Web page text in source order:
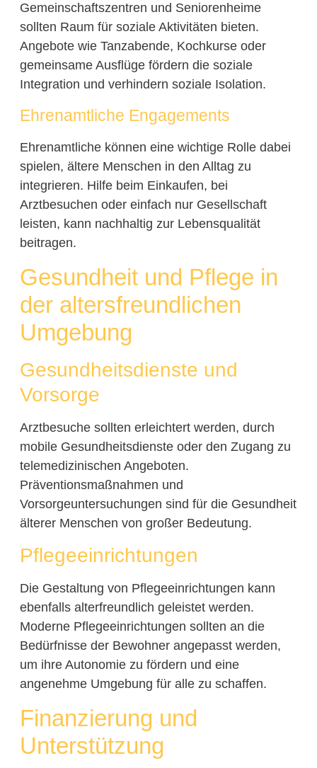
Gemeinschaftszentren und Seniorenheime
sollten Raum für soziale Aktivitäten bieten.
Angebote wie Tanzabende, Kochkurse oder
gemeinsame Ausflüge fördern die soziale
Integration und verhindern soziale Isolation.
Ehrenamtliche Engagements
Ehrenamtliche können eine wichtige Rolle dabei
spielen, ältere Menschen in den Alltag zu
integrieren. Hilfe beim Einkaufen, bei
Arztbesuchen oder einfach nur Gesellschaft
leisten, kann nachhaltig zur Lebensqualität
beitragen.
Gesundheit und Pflege in
der altersfreundlichen
Umgebung
Gesundheitsdienste und
Vorsorge
Arztbesuche sollten erleichtert werden, durch
mobile Gesundheitsdienste oder den Zugang zu
telemedizinischen Angeboten.
Präventionsmaßnahmen und
Vorsorgeuntersuchungen sind für die Gesundheit
älterer Menschen von großer Bedeutung.
Pflegeeinrichtungen
Die Gestaltung von Pflegeeinrichtungen kann
ebenfalls alterfreundlich geleistet werden.
Moderne Pflegeeinrichtungen sollten an die
Bedürfnisse der Bewohner angepasst werden,
um ihre Autonomie zu fördern und eine
angenehme Umgebung für alle zu schaffen.
Finanzierung und
Unterstützung